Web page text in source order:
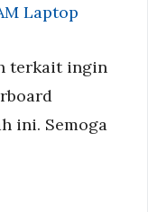
Laptop
terkait ingin
ini. Semoga